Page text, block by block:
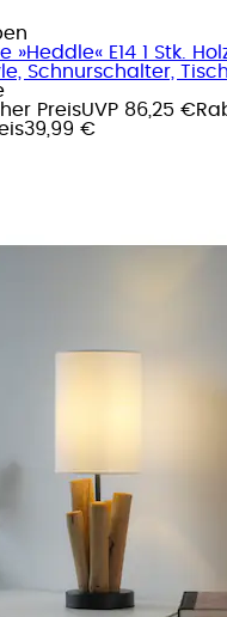
»Heddle« E14 1 Stk.
Schnurschalter,
PreisUVP 86,25 €
39,99 €